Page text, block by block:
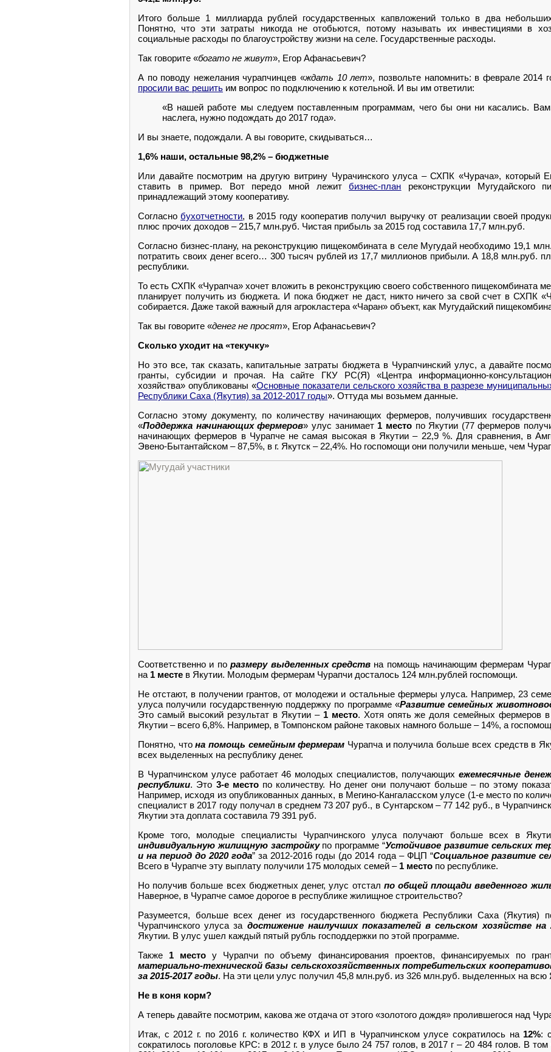
Итого больше 1 миллиарда рублей государственных капвложений только в два
Понятно, что эти затраты никогда не отобьются, потому называть их инвестициями в
социальные расходы по благоустройству жизни на селе. Государственные расходы.
Так говорите «богато не живут», Егор Афанасьевич?
А по поводу нежелания чурапчинцев «ждать 10 лет», позвольте напомнить: в феврале 2014
просили вас решить им вопрос по подключению к котельной. И вы им ответили:
«В нашей работе мы следуем поставленным программам, чего бы они ни касались.
наслега, нужно подождать до 2017 года».
И вы знаете, подождали. А вы говорите, скидываться…
1,6% наши, остальные 98,2% – бюджетные
Или давайте посмотрим на другую витрину Чурачинского улуса – СХПК «Чурача», который
ставить в пример. Вот передо мной лежитбизнес-план реконструкции Мугудайского
принадлежащий этому кооперативу.
Согласнобухотчетности, в 2015 году кооператив получил выручку от реализации своей
плюс прочих доходов – 215,7 млн.руб. Чистая прибыль за 2015 год составила 17,7 млн.руб.
Согласно бизнес-плану, на реконструкцию пищекомбината в селе Мугудай необходимо 19,1
потратить своих денег всего… 300 тысяч рублей из 17,7 миллионов прибыли. А 18,8 млн.руб.
республики.
То есть СХПК «Чурапча» хочет вложить в реконструкцию своего собственного пищекомбината
планирует получить из бюджета. И пока бюджет не даст, никто ничего за свой счет в СХПК
собирается. Даже такой важный для агрокластера «Чаран» объект, как Мугудайский
Так вы говорите «денег не просят», Егор Афанасьевич?
Сколько уходит на «текучку»
Но это все, так сказать, капитальные затраты бюджета в Чурапчинский улус, а давайте
гранты, субсидии и прочая. На сайте ГКУ РС(Я) «Центра информационно-
хозяйства» опубликованы «Основные показатели сельского хозяйства в разрезе
Республики Саха (Якутия) за 2012-2017 годы». Оттуда мы возьмем данные.
Согласно этому документу, по количеству начинающих фермеров, получивших
«Поддержка начинающих фермеров» улус занимает 1 местопо Якутии (77 фермеров
начинающих фермеров в Чурапче не самая высокая в Якутии – 22,9 %. Для сравнения, в
Эвено-Бытантайском – 87,5%, в г. Якутск – 22,4%. Но госпомощи они получили меньше, чем
Соответственно и поразмеру выделенных средствна помощь начинающим фермерам
на 1 месте в Якутии. Молодым фермерам Чурапчи досталось 124 млн.рублей госпомощи.
Не отстают, в получении грантов, от молодежи и остальные фермеры улуса. Например, 23
улуса получили государственную поддержку по программе «Развитие семейных
Это самый высокий результат в Якутии – 1 место. Хотя опять же доля семейных фермеров
Якутии – всего 6,8%. Например, в Томпонском районе таковых намного больше – 14%, а
Понятно, чтона помощь семейным фермерам Чурапча и получила больше всех средств в
всех выделенных на республику денег.
В Чурапчинском улусе работает 46 молодых специалистов, получающих ежемесячные
республики. Это 3-е местопо количеству. Но денег они получают больше – по этому
Например, исходя из опубликованных данных, в Мегино-Кангаласском улусе (1-е место по
специалист в 2017 году получал в среднем 73 207 руб., в Сунтарском – 77 142 руб., в
Якутии эта доплата составила 79 391 руб.
Кроме того, молодые специалисты Чурапчинского улуса получают больше всех в
индивидуальную жилищную застройкупо программе “Устойчивое развитие сельских
и на период до 2020 года” за 2012-2016 годы (до 2014 года – ФЦП “Социальное развитие
Всего в Чурапче эту выплату получили 175 молодых семей – 1 место по республике.
Но получив больше всех бюджетных денег, улус отстал по общей площади введенного
Наверное, в Чурапче самое дорогое в республике жилищное строительство?
Разумеется, больше всех денег из государственного бюджета Республики Саха (Якутия)
Чурапчинского улуса за достижение наилучших показателей в сельском хозяйстве на
Якутии. В улус ушел каждый пятый рубль господдержки по этой программе.
Также 1 место у Чурапчи по объему финансирования проектов, финансируемых по
материально-технической базы сельскохозяйственных потребительских
за 2015-2017 годы. На эти цели улус получил 45,8 млн.руб. из 326 млн.руб. выделенных на всю
Не в коня корм?
А теперь давайте посмотрим, какова же отдача от этого «золотого дождя» пролившегося над
Итак, с 2012 г. по 2016 г. количество КФХ и ИП в Чурапчинском улусе сократилось на12%:
сократилось поголовье КРС: в 2012 г. в улусе было 24 757 голов, в 2017 г – 20 484 голов. В